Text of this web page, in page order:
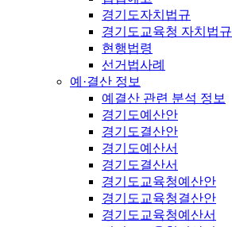
경기도자치법규
경기도교육청 자치법규
현행법령
선거법사례
예·결산 정보
예결산 관련 분석 정보
경기도예산안
경기도결산안
경기도예산서
경기도결산서
경기도교육청예산안
경기도교육청결산안
경기도교육청예산서